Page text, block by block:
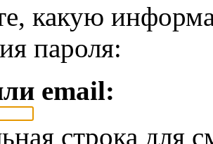
какую
пароля:
email:
строка для